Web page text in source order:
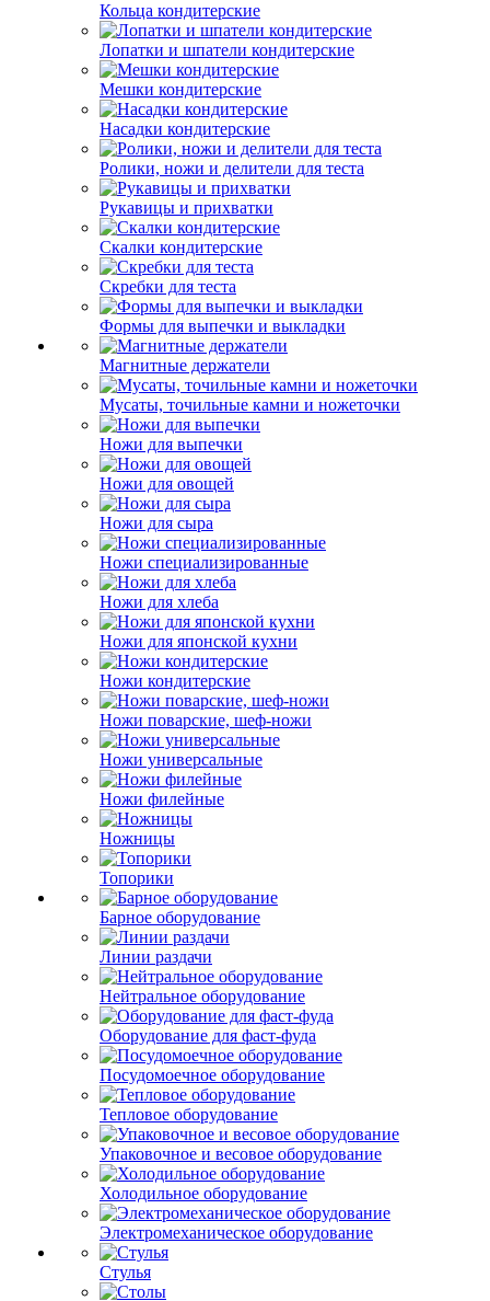
Кольца кондитерские
Лопатки и шпатели кондитерские
Мешки кондитерские
Насадки кондитерские
Ролики, ножи и делители для теста
Рукавицы и прихватки
Скалки кондитерские
Скребки для теста
Формы для выпечки и выкладки
Магнитные держатели
Мусаты, точильные камни и ножеточки
Ножи для выпечки
Ножи для овощей
Ножи для сыра
Ножи специализированные
Ножи для хлеба
Ножи для японской кухни
Ножи кондитерские
Ножи поварские, шеф-ножи
Ножи универсальные
Ножи филейные
Ножницы
Топорики
Барное оборудование
Линии раздачи
Нейтральное оборудование
Оборудование для фаст-фуда
Посудомоечное оборудование
Тепловое оборудование
Упаковочное и весовое оборудование
Холодильное оборудование
Электромеханическое оборудование
Стулья